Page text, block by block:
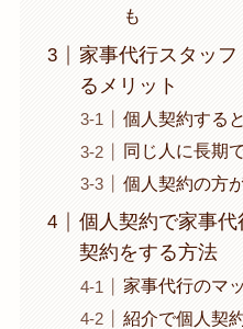
も
家事代行スタッ
るメリット
個人契約する
同じ人に長期
個人契約の方
個人契約で家事代
契約をする方法
家事代行のマ
紹介で個人契